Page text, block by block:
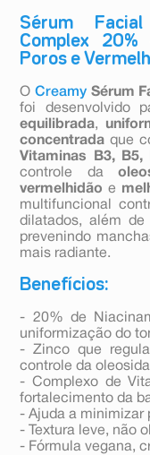
Sérum
Complex
Poros e
O Creamy Sérum
foi desenvolvido
equilibrada,
concentrada que
Vitaminas B3, B5,
controle da
vermelhidão e
multifuncional
dilatados, além
prevenindo
mais radiante.
Benefícios:
- 20% de
uniformização do
- Zinco que
controle da
- Complexo de
fortalecimento da
- Ajuda a minimizar
- Textura leve, não
- Fórmula vegana,